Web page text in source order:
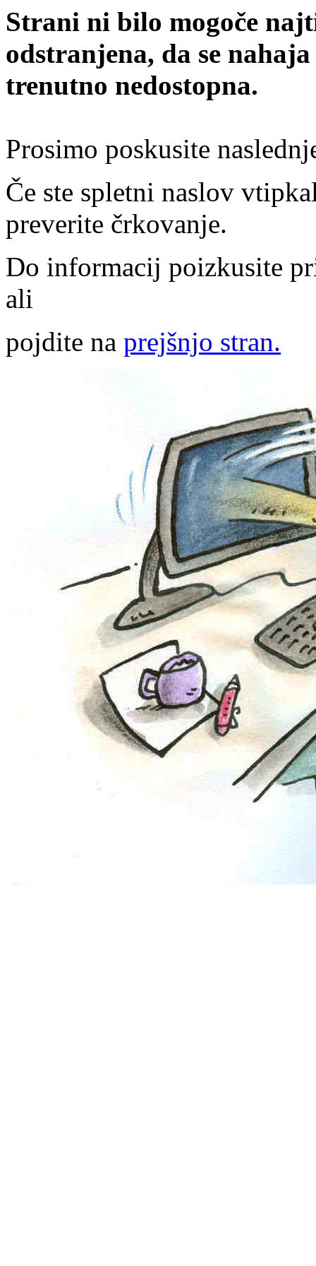
Strani ni bilo mogoče
odstranjena, da se
trenutno nedostopna.
Prosimo poskusite
Če ste spletni naslov
preverite črkovanje.
Do informacij poizkusite
ali
pojdite na prejšnjo stran.